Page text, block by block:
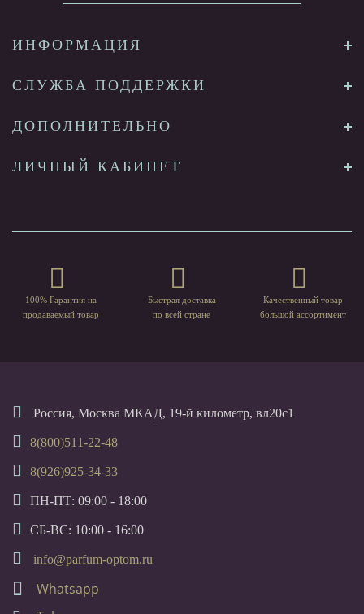
ИНФОРМАЦИЯ
СЛУЖБА ПОДДЕРЖКИ
ДОПОЛНИТЕЛЬНО
ЛИЧНЫЙ КАБИНЕТ
100% Гарантия на
продаваемый товар
Быстрая доставка
по всей стране
Качественный товар
большой ассортимент
Россия, Москва МКАД, 19-й километр, вл20с1
8(800)511-22-48
8(926)925-34-33
ПН-ПТ: 09:00 - 18:00
СБ-ВС: 10:00 - 16:00
info@parfum-optom.ru
Whatsapp